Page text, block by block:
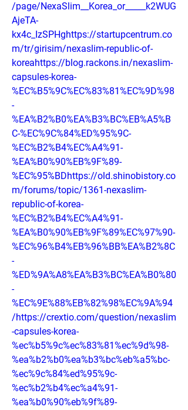
/page/NexaSlim__Korea_or_____k2WUG
AjeTA-
kx4c_IzSPHghttps://startupcentrum.co
m/tr/girisim/nexaslim-republic-of-
koreahttps://blog.rackons.in/nexaslim-
capsules-korea-
%EC%B5%9C%EC%83%81%EC%9D%98
-
%EA%B2%B0%EA%B3%BC%EB%A5%B
C-%EC%9C%84%ED%95%9C-
%EC%B2%B4%EC%A4%91-
%EA%B0%90%EB%9F%89-
%EC%95%BDhttps://old.shinobistory.co
m/forums/topic/1361-nexaslim-
republic-of-korea-
%EC%B2%B4%EC%A4%91-
%EA%B0%90%EB%9F%89%EC%97%90-
%EC%96%B4%EB%96%BB%EA%B2%8C
-
%ED%9A%A8%EA%B3%BC%EA%B0%80
-
%EC%9E%88%EB%82%98%EC%9A%94
/https://crextio.com/question/nexaslim
-capsules-korea-
%ec%b5%9c%ec%83%81%ec%9d%98-
%ea%b2%b0%ea%b3%bc%eb%a5%bc-
%ec%9c%84%ed%95%9c-
%ec%b2%b4%ec%a4%91-
%ea%b0%90%eb%9f%89-